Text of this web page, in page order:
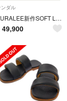
ンダル
AURALEE新作SOFT LEATHER FLIP-FLOPS_27㎝青×茶
49,900